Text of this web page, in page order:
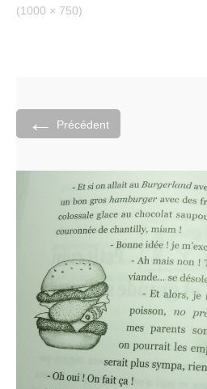
(1000 × 750)
← Précédent